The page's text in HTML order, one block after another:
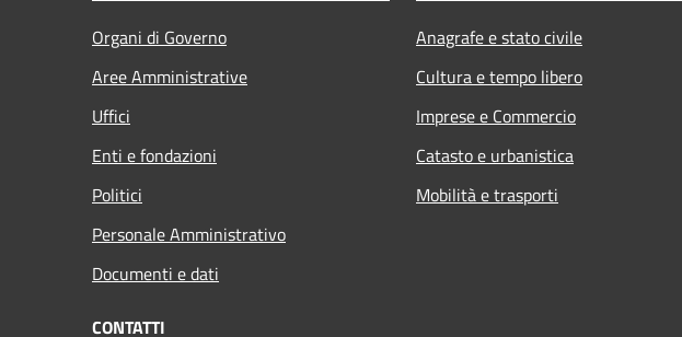
Organi di Governo
Aree Amministrative
Uffici
Enti e fondazioni
Politici
Personale Amministrativo
Documenti e dati
Anagrafe e stato civile
Cultura e tempo libero
Imprese e Commercio
Catasto e urbanistica
Mobilità e trasporti
CONTATTI